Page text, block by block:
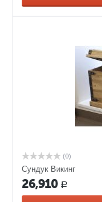
(0)
Сундук Викинг
26,910 Р